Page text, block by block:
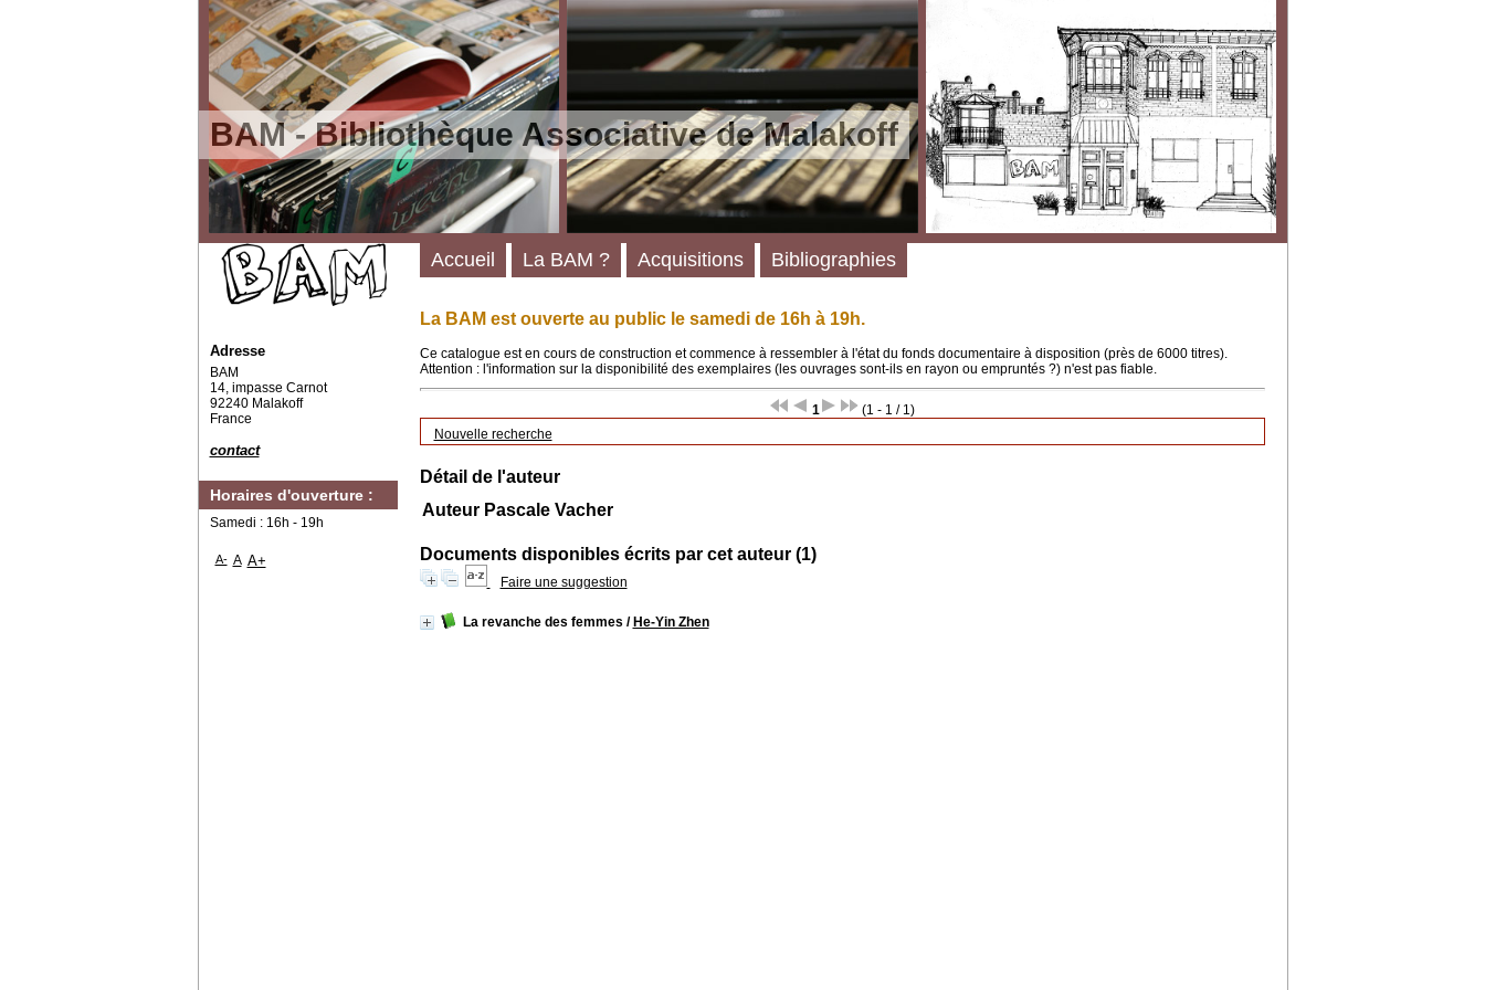
BAM - Bibliothèque Associative de Malakoff
La BAM est ouverte au public le samedi de 16h à 19h.
Ce catalogue est en cours de construction et commence à ressembler à l'état du fonds documentaire à disposition (près de 6000 titres).
Attention : l'information sur la disponibilité des exemplaires (les ouvrages sont-ils en rayon ou empruntés ?) n'est pas fiable.
1
(1 - 1 / 1)
Nouvelle recherche
Détail de l'auteur
Auteur Pascale Vacher
Documents disponibles écrits par cet auteur (1)
Faire une suggestion
La revanche des femmes / He-Yin Zhen
Accueil La BAM ? Acquisitions Bibliographies
Adresse
BAM
14, impasse Carnot
92240 Malakoff
France
contact
Horaires d'ouverture :
Samedi : 16h - 19h
A- A A+